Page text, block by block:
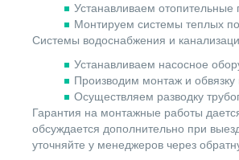
Устанавливаем
Монтируем системы теплых
Системы водоснабжения и
Устанавливаем насосное
Производим монтаж и обвязку
Осуществляем разводку
Гарантия на монтажные работы
обсуждается дополнительно при
уточняйте у менеджеров через